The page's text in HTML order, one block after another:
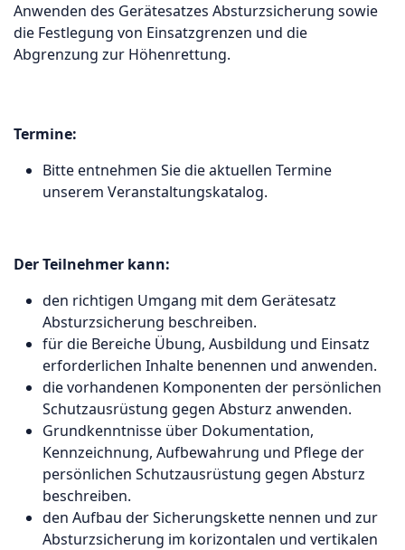
Anwenden des Gerätesatzes Absturzsicherung sowie
die Festlegung von Einsatzgrenzen und die
Abgrenzung zur Höhenrettung.
Termine:
Bitte entnehmen Sie die aktuellen Termine
unserem Veranstaltungskatalog.
Der Teilnehmer kann:
den richtigen Umgang mit dem Gerätesatz
Absturzsicherung beschreiben.
für die Bereiche Übung, Ausbildung und Einsatz
erforderlichen Inhalte benennen und anwenden.
die vorhandenen Komponenten der persönlichen
Schutzausrüstung gegen Absturz anwenden.
Grundkenntnisse über Dokumentation,
Kennzeichnung, Aufbewahrung und Pflege der
persönlichen Schutzausrüstung gegen Absturz
beschreiben.
den Aufbau der Sicherungskette nennen und zur
Absturzsicherung im korizontalen und vertikalen